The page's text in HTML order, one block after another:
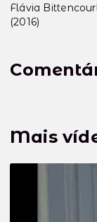
Mais
Flávia
(2016)